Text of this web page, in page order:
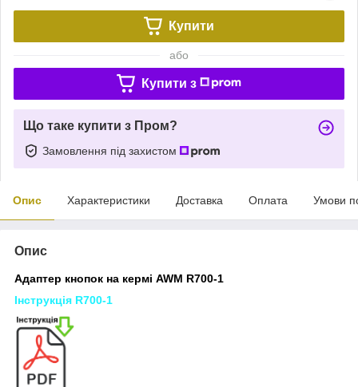
Купити
або
Купити з
Що таке купити з Пром?
Замовлення під захистом
Опис Характеристики Доставка Оплата Умови
Опис
Адаптер кнопок на кермі AWM R700-1
Інструкція R700-1